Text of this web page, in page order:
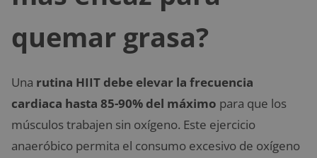
quemar grasa?
Una rutina HIIT debe elevar la frecuencia
cardiaca hasta 85-90% del máximo para que los
músculos trabajen sin oxígeno. Este ejercicio
anaeróbico permita el consumo excesivo de oxígeno